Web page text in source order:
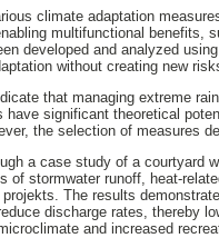
climate adaptation
multifunctional benefits,
developed and analyzed
without creating new
that managing extreme
have significant theoretical
the selection of measures
a case study of a courtyard
of stormwater runoff, heat-
The results
discharge rates, thereby
and increased